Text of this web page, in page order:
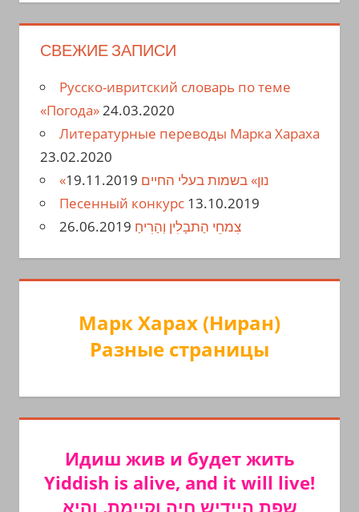
СВЕЖИЕ ЗАПИСИ
Русско-ивритский словарь по теме
«Погода»24.03.2020
Литературные переводы Марка Хараха
23.02.2020
«נון» בשמות בעלי החיים 19.11.2019
Песенный конкурс 13.10.2019
צִמחֵי הַתבָלִין וְהַרִיחַ 26.06.2019
Марк Харах (Ниран)
Разные страницы
Идиш жив и будет жить
Yiddish is alive, and it will live!
שפת היידיש חיה וקיימת, והיא